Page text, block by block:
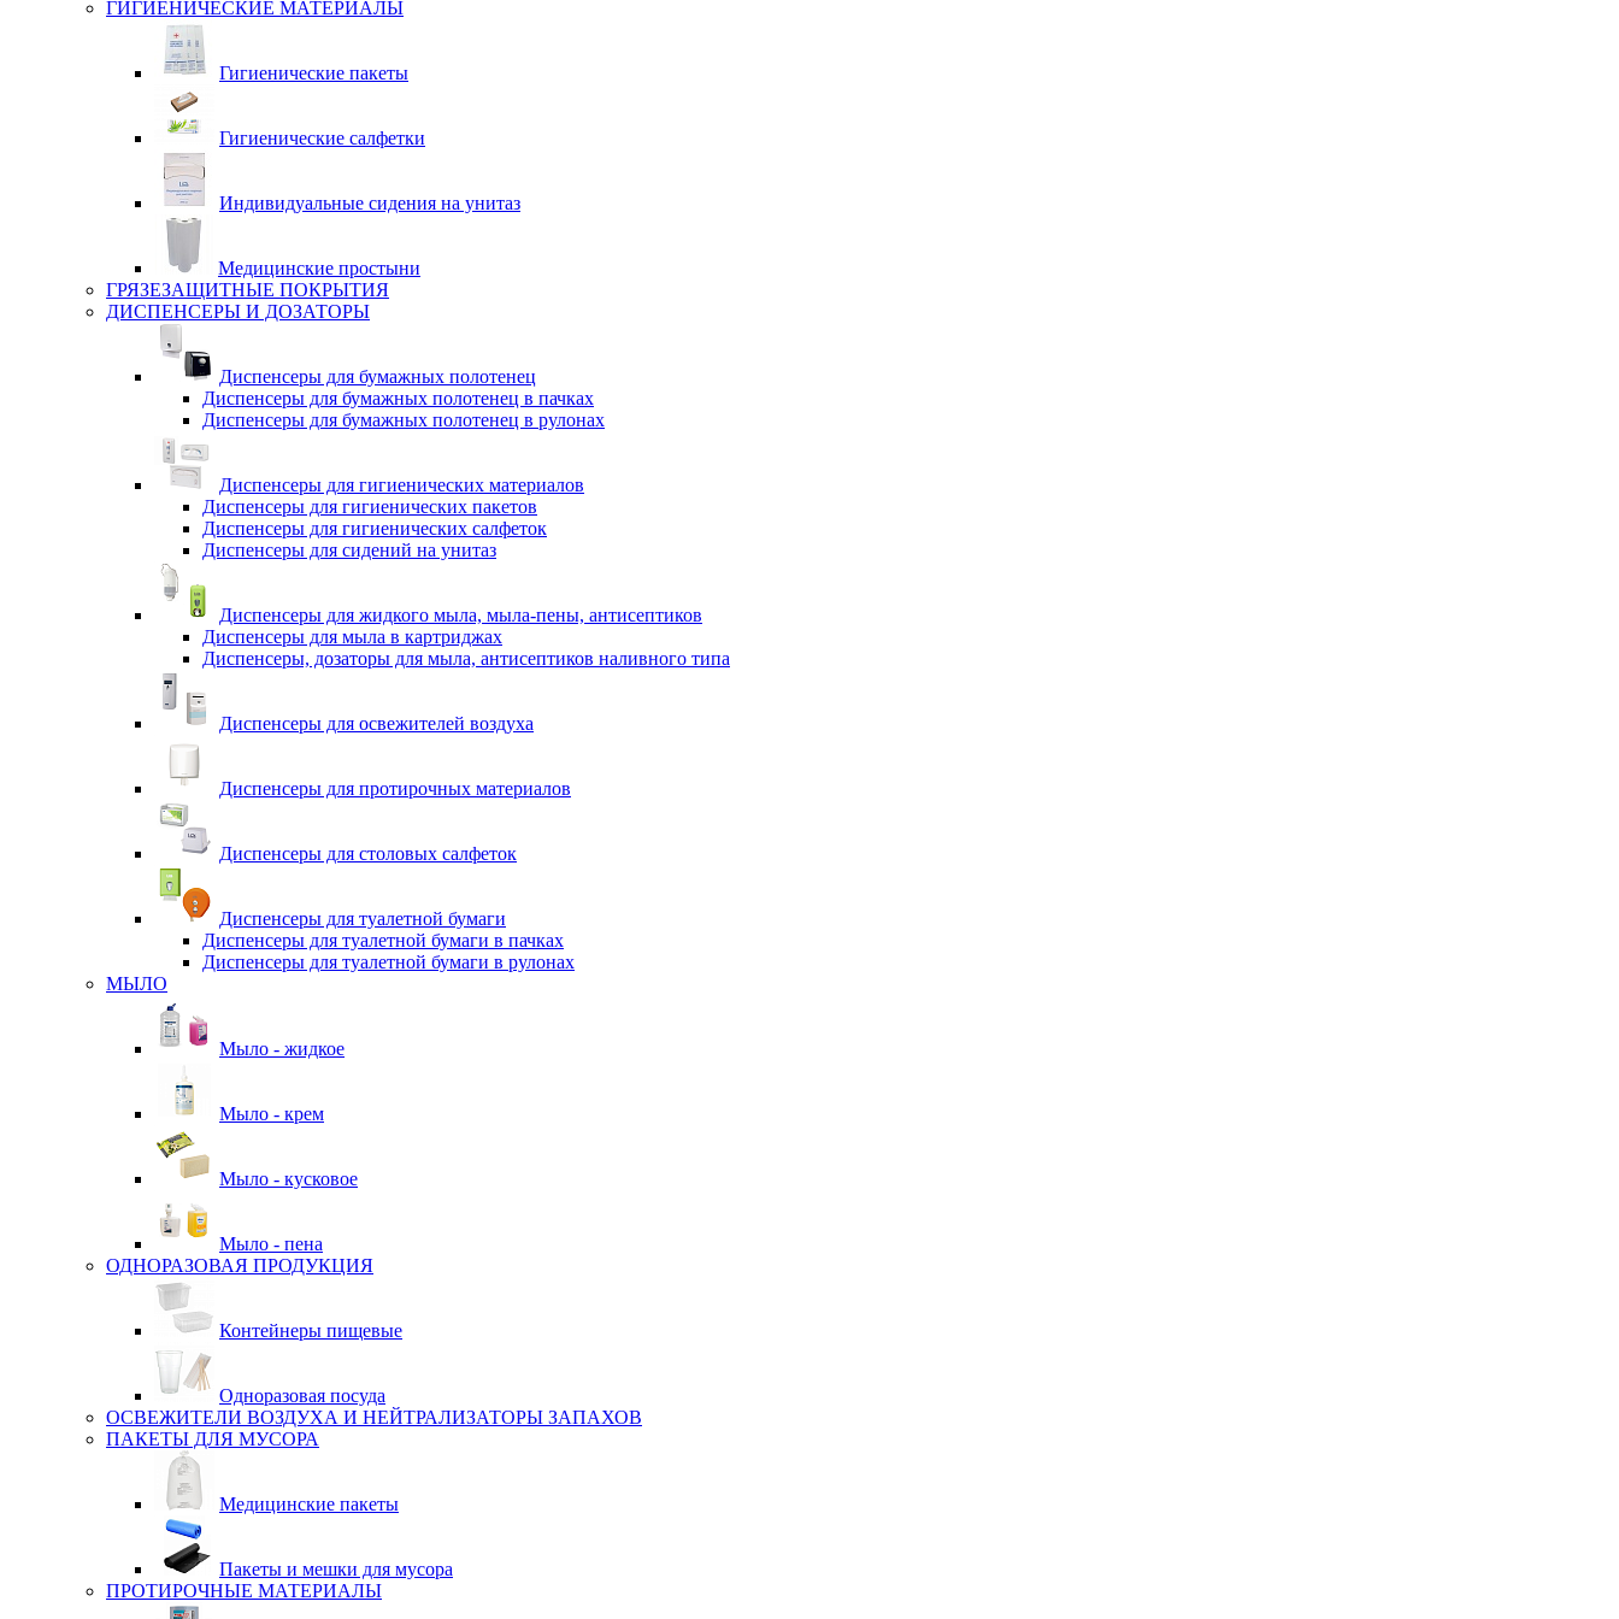
ГИГИЕНИЧЕСКИЕ МАТЕРИАЛЫ
Гигиенические пакеты
Гигиенические салфетки
Индивидуальные сидения на унитаз
Медицинские простыни
ГРЯЗЕЗАЩИТНЫЕ ПОКРЫТИЯ
ДИСПЕНСЕРЫ И ДОЗАТОРЫ
Диспенсеры для бумажных полотенец
Диспенсеры для бумажных полотенец в пачках
Диспенсеры для бумажных полотенец в рулонах
Диспенсеры для гигиенических материалов
Диспенсеры для гигиенических пакетов
Диспенсеры для гигиенических салфеток
Диспенсеры для сидений на унитаз
Диспенсеры для жидкого мыла, мыла-пены, антисептиков
Диспенсеры для мыла в картриджах
Диспенсеры, дозаторы для мыла, антисептиков наливного типа
Диспенсеры для освежителей воздуха
Диспенсеры для протирочных материалов
Диспенсеры для столовых салфеток
Диспенсеры для туалетной бумаги
Диспенсеры для туалетной бумаги в пачках
Диспенсеры для туалетной бумаги в рулонах
МЫЛО
Мыло - жидкое
Мыло - крем
Мыло - кусковое
Мыло - пена
ОДНОРАЗОВАЯ ПРОДУКЦИЯ
Контейнеры пищевые
Одноразовая посуда
ОСВЕЖИТЕЛИ ВОЗДУХА И НЕЙТРАЛИЗАТОРЫ ЗАПАХОВ
ПАКЕТЫ ДЛЯ МУСОРА
Медицинские пакеты
Пакеты и мешки для мусора
ПРОТИРОЧНЫЕ МАТЕРИАЛЫ